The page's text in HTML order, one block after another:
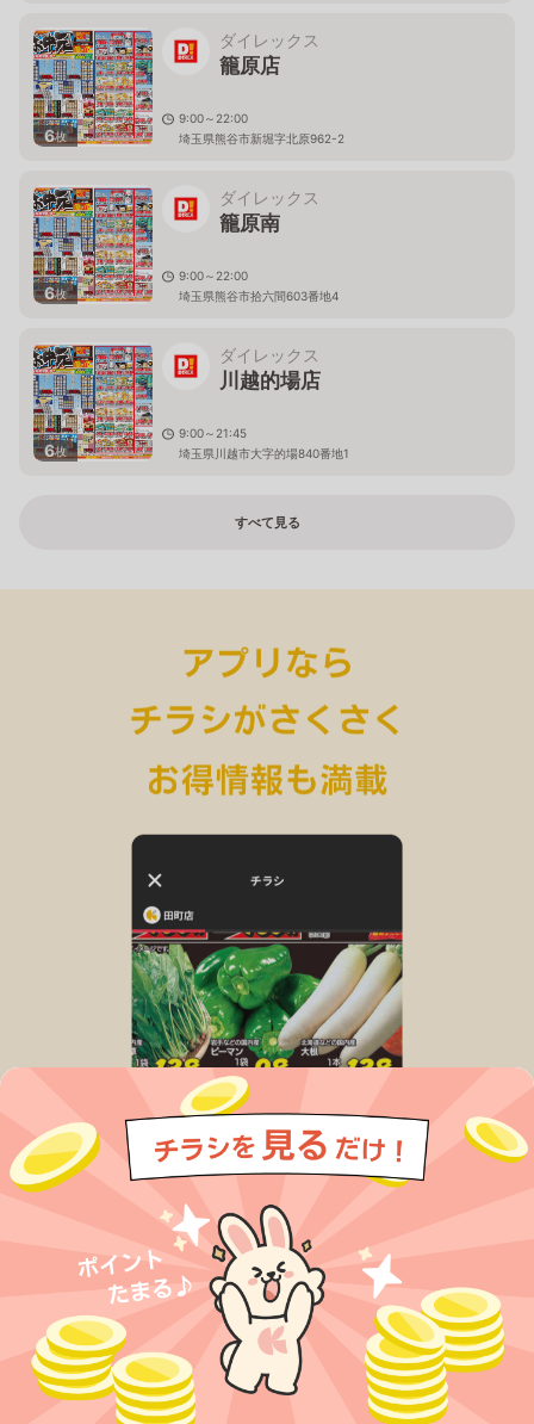
アプリでチラシを見るだけで
6枚
ダイレックス
籠原店
9:00～22:00
埼玉県熊谷市新堀字北原962-2
6枚
ダイレックス
籠原南
9:00～22:00
埼玉県熊谷市拾六間603番地4
6枚
ダイレックス
川越的場店
9:00～21:45
埼玉県川越市大字的場840番地1
すべて見る
今すぐアプリをダウンロードする